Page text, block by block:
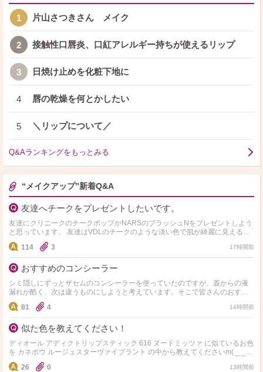
1 片山さつきさん メイク
2 接触性口唇炎、口紅アレルギー持ちが使えるリップ
3 日焼け止めを化粧下地に
4 唇の乾燥を何とかしたい
5 ＼リップについて／
Q&Aランキングをもっとみる
“メイクアップ”新着Q&A
友達へチークをプレゼントしたいです。
友達にクリニークのチークポップかNARSのブラッシュNをプレゼントしよう
と思っています。 友達はVDLのチークのような淡い色で肌が綺麗に見えるチ
ークが好きな子です。 上の二つならどちらの方が良…
114 3 17時間前
おすすめのコンシーラー
シミ隠しにずっとザセムのコンシーラーを使っていたのですが、蓋からの液
漏れが酷く、次は違うものにしようと考えています。そこで皆さんのおすす
めをお聞きしたいです。ドラッグストアやロフトなどで売っている…
81 4 14時間前
似た色を教えてください！
ディオール アディクトリップスティック 616 ヌードミッツァ に似ているお色
を カネボウ ルージュスターヴァイブラント の中から教えてくださいm( _ _
)m よろしくお願いします！
26 0 13時間前